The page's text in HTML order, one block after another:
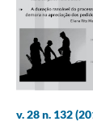
v. 28 n. 132